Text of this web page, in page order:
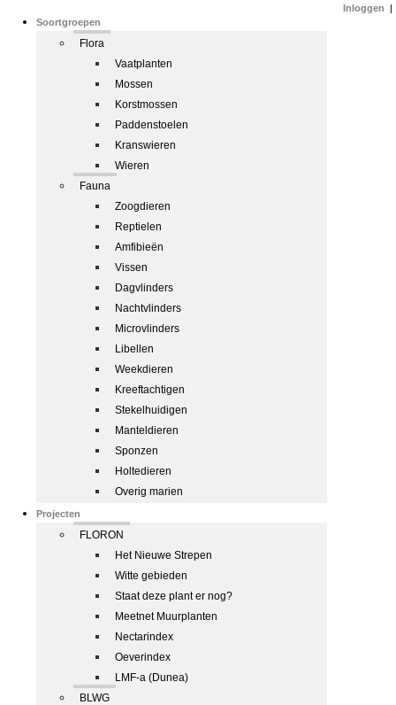
Soortgroepen
Flora
Vaatplanten
Mossen
Korstmossen
Paddenstoelen
Kranswieren
Wieren
Fauna
Zoogdieren
Reptielen
Amfibieën
Vissen
Dagvlinders
Nachtvlinders
Microvlinders
Libellen
Weekdieren
Kreeftachtigen
Stekelhuidigen
Manteldieren
Sponzen
Holtedieren
Overig marien
Projecten
FLORON
Het Nieuwe Strepen
Witte gebieden
Staat deze plant er nog?
Meetnet Muurplanten
Nectarindex
Oeverindex
LMF-a (Dunea)
BLWG
Inloggen |